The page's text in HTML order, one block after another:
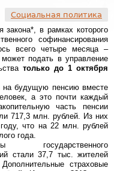
Социальная политика
закона*, в рамках которого
софинансирования
всего четыре месяца –
подать в управление
только до 1 октября
на будущую пенсию вместе
а это почти каждый
часть пенсии
717,3 млн. рублей. Из них
что на 22 млн. рублей
года.
государственного
стали 37,7 тыс. жителей
страховые